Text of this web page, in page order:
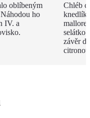
oblíbeným
ho
IV. a
Chléb
selátko
závěr